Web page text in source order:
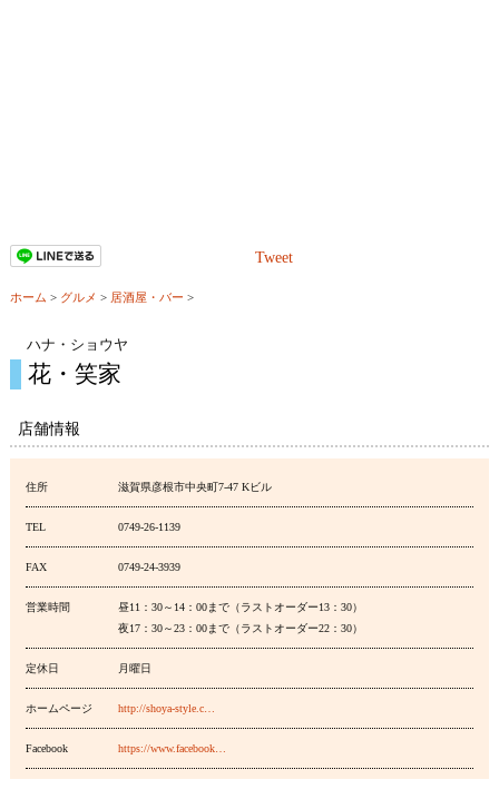
Tweet
ホーム > グルメ > 居酒屋・バー >
ハナ・ショウヤ
花・笑家
店舗情報
住所 滋賀県彦根市中央町7-47 Kビル
TEL 0749-26-1139
FAX 0749-24-3939
営業時間
昼11：30～14：00まで（ラストオーダー13：30）
夜17：30～23：00まで（ラストオーダー22：30）
定休日 月曜日
ホームページ http://shoya-style.c…
Facebook https://www.facebook…